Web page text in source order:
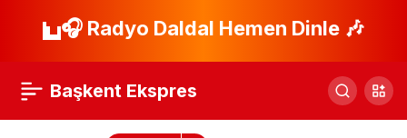
🎧 Radyo Daldal Hemen Dinle 🎶
Başkent Ekspres
Lapseki’de 40 Köye
Yapıldı
Paylaş